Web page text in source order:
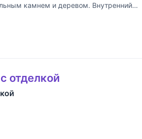
камнем и деревом. Внутренний
классики в спокойных и лаконичных
отделкой